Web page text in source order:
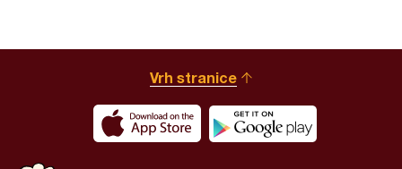
Vrh stranice